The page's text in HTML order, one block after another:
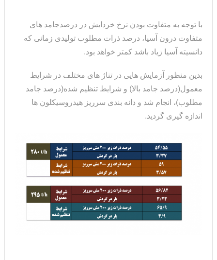
با توجه به متفاوت بودن نرخ خردایش در درصدجامد های
متفاوت درون آسیا، درصد ذرات مطلوب تولیدی زمانی که
دانسیته آسیا زیاد باشد کمتر خواهد بود.
بدین منظور آزمایش هایی در تناژ های مختلف در شرایط
معمول(درصد جامد بالا) و شرایط تنظیم شده(درصد جامد
مطلوب)، انجام شد و دانه بندی سرریز هیدروسیکلون ها
اندازه گیری گردید.